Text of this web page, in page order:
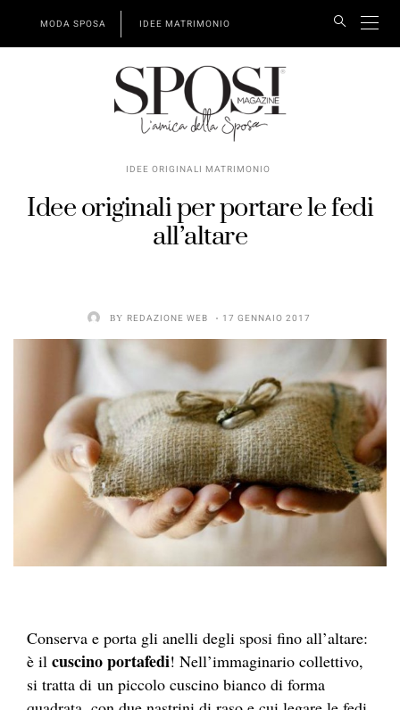
MODA SPOSA IDEE MATRIMONIO
IDEE ORIGINALI MATRIMONIO
Idee originali per portare le fedi
all’altare
BY REDAZIONE WEB 17 GENNAIO 2017
Conserva e porta gli anelli degli sposi fino all’altare:
è il cuscino portafedi! Nell’immaginario collettivo,
si tratta di un piccolo cuscino bianco di forma